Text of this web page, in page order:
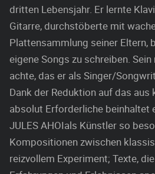
dritten Lebensjahr. Er lernte
Gitarre, durchstöberte mit
Plattensammlung seiner Eltern,
eigene Songs zu schreiben.
achte, das er als Singer/
Dank der Reduktion auf das
absolut Erforderliche beinhaltet
JULES AHOIals Künstler so
Kompositionen zwischen
reizvollem Experiment; Texte,